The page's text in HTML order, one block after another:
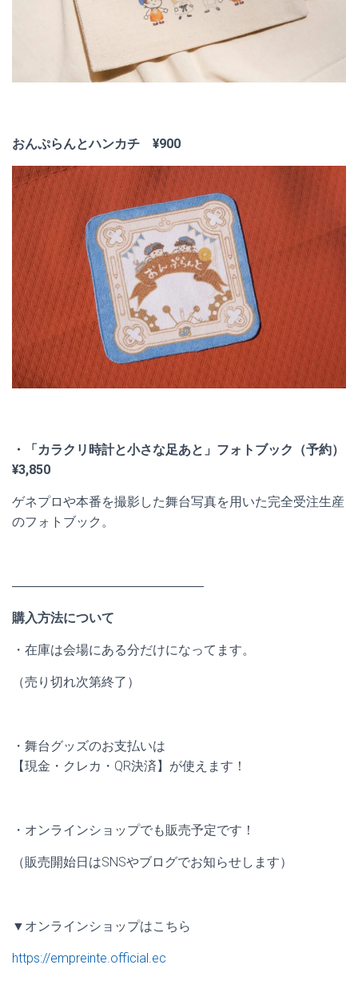
おんぷらんとハンカチ ¥900
・「カラクリ時計と小さな足あと」フォトブック（予約）
¥3,850
ゲネプロや本番を撮影した舞台写真を用いた完全受注生産
のフォトブック。
―――――――――――――――
購入方法について
・在庫は会場にある分だけになってます。
（売り切れ次第終了）
・舞台グッズのお支払いは
【現金・クレカ・QR決済】が使えます！
・オンラインショップでも販売予定です！
（販売開始日はSNSやブログでお知らせします）
▼オンラインショップはこちら
https://empreinte.official.ec